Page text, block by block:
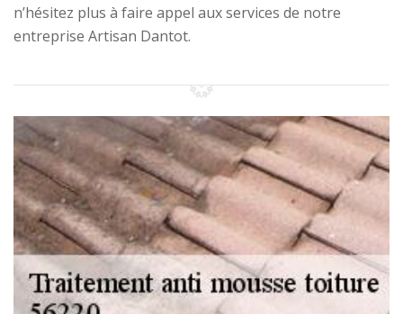
n’hésitez plus à faire appel aux services de notre
entreprise Artisan Dantot.